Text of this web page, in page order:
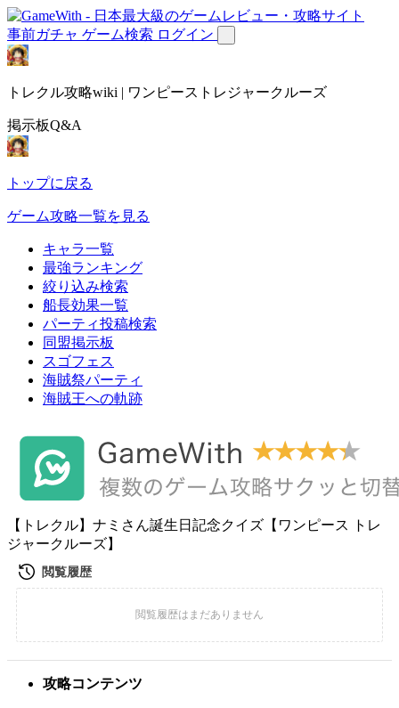
事前ガチャ ゲーム検索 ログイン
トレクル攻略wiki | ワンピーストレジャークルーズ
掲示板Q&A
トップに戻る
ゲーム攻略一覧を見る
キャラ一覧
最強ランキング
絞り込み検索
船長効果一覧
パーティ投稿検索
同盟掲示板
スゴフェス
海賊祭パーティ
海賊王への軌跡
【トレクル】ナミさん誕生日記念クイズ【ワンピース トレ
ジャークルーズ】
攻略コンテンツ